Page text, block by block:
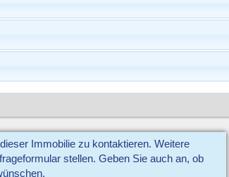
Immobilie zu kontaktieren. Weitere
stellen. Geben Sie auch an, ob